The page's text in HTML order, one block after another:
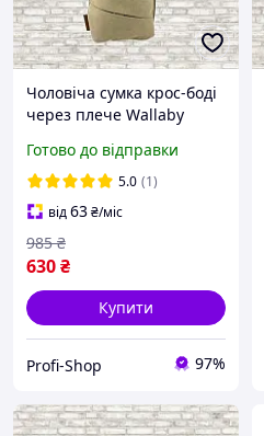
Чоловіча сумка крос-боді
через плече Wallaby
Готово до відправки
5.0 (1)
від63₴/міс
630₴
985 ₴
Купити
Profi-Shop 97%